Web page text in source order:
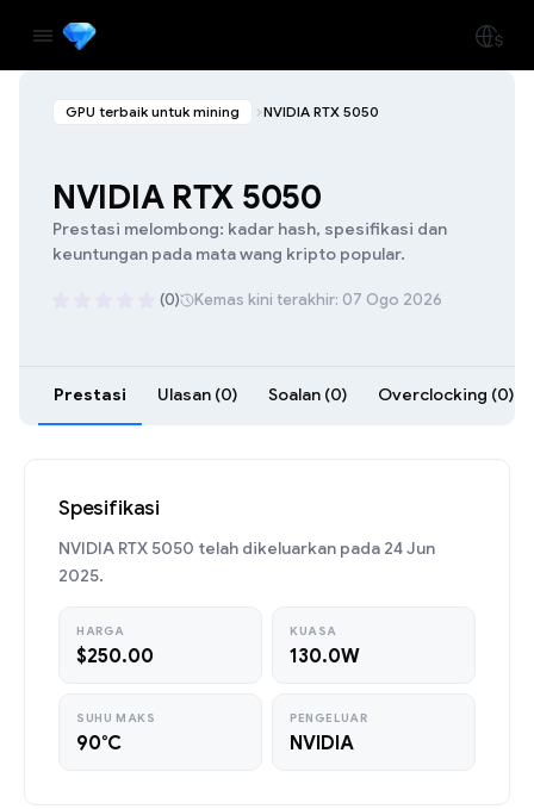
GPU terbaik untuk mining NVIDIA RTX 5050
NVIDIA RTX 5050
Prestasi melombong: kadar hash, spesifikasi dan
keuntungan pada mata wang kripto popular.
(0) Kemas kini terakhir: 07 Ogo 2026
Prestasi Ulasan (0) Soalan (0) Overclocking (0)
Spesifikasi
NVIDIA RTX 5050 telah dikeluarkan pada 24 Jun
2025.
HARGA
$250.00
KUASA
130.0W
SUHU MAKS
90°C
PENGELUAR
NVIDIA